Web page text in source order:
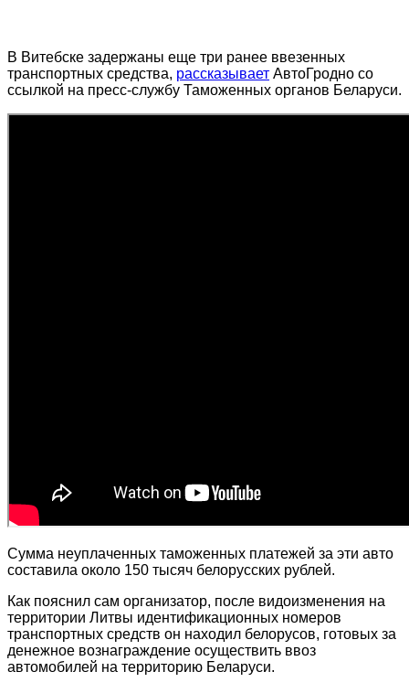
В Витебске задержаны еще три ранее ввезенных
транспортных средства, рассказывает АвтоГродно со
ссылкой на пресс-службу Таможенных органов Беларуси.
Сумма неуплаченных таможенных платежей за эти авто
составила около 150 тысяч белорусских рублей.
Как пояснил сам организатор, после видоизменения на
территории Литвы идентификационных номеров
транспортных средств он находил белорусов, готовых за
денежное вознаграждение осуществить ввоз
автомобилей на территорию Беларуси.